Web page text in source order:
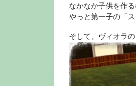
なかなか子供を作
やっと第一子の「
そして、ヴィオラ